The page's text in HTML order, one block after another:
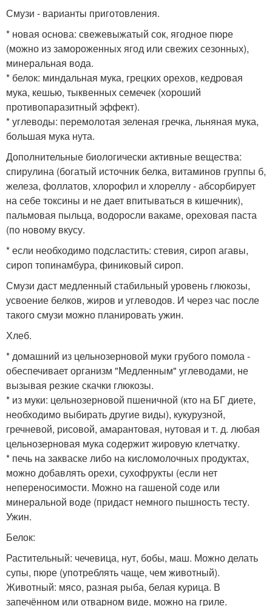
Смузи - варианты приготовления.
* новая основа: свежевыжатый сок, ягодное пюре
(можно из замороженных ягод или свежих сезонных),
минеральная вода.
* белок: миндальная мука, грецких орехов, кедровая
мука, кешью, тыквенных семечек (хороший
противопаразитный эффект).
* углеводы: перемолотая зеленая гречка, льняная мука,
большая мука нута.
Дополнительные биологически активные вещества:
спирулина (богатый источник белка, витаминов группы б,
железа, фоллатов, хлорофил и хлореллу - абсорбирует
на себе токсины и не дает впитываться в кишечник),
пальмовая пыльца, водоросли вакаме, ореховая паста
(по новому вкусу.
* если необходимо подсластить: стевия, сироп агавы,
сироп топинамбура, финиковый сироп.
Смузи даст медленный стабильный уровень глюкозы,
усвоение белков, жиров и углеводов. И через час после
такого смузи можно планировать ужин.
Хлеб.
* домашний из цельнозерновой муки грубого помола -
обеспечивает организм "Медленным" углеводами, не
вызывая резкие скачки глюкозы.
* из муки: цельнозерновой пшеничной (кто на БГ диете,
необходимо выбирать другие виды), кукурузной,
гречневой, рисовой, амарантовая, нутовая и т. д. любая
цельнозерновая мука содержит жировую клетчатку.
* печь на закваске либо на кисломолочных продуктах,
можно добавлять орехи, сухофрукты (если нет
непереносимости. Можно на гашеной соде или
минеральной воде (придаст немного пышность тесту.
Ужин.
Белок:
Растительный: чечевица, нут, бобы, маш. Можно делать
супы, пюре (употреблять чаще, чем животный).
Животный: мясо, разная рыба, белая курица. В
запечённом или отварном виде, можно на гриле.